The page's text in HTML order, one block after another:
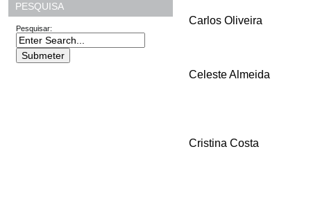
PESQUISA
Pesquisar:
Carlos Oliveira
Celeste Almeida
Cristina Costa